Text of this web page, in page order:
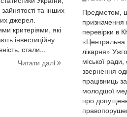
та інших
джерел.
критеріями, які
інвестиційну
стали...
Читати далi
Предметом,
призначення
перевірки в
«Центральна
лікарня»
міської ради,
звернення
працівниць
молодшої
про